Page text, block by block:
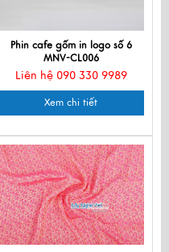
Phin cafe gốm in logo số 6
MNV-CL006
Liên hệ 090 330 9989
Xem chi tiết